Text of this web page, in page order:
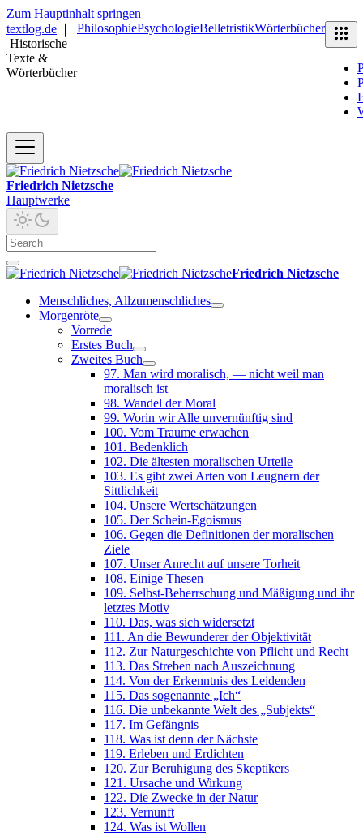
Zum Hauptinhalt springen
textlog.de
Historische
Texte &
Wörterbücher
PhilosophiePsychologieBelletristikWörterbücher
Friedrich Nietzsche
Hauptwerke
Friedrich Nietzsche
Menschliches, Allzumenschliches
Morgenröte
Vorrede
Erstes Buch
Zweites Buch
97. Man wird moralisch, — nicht weil man
moralisch ist
98. Wandel der Moral
99. Worin wir Alle unvernünftig sind
100. Vom Traume erwachen
101. Bedenklich
102. Die ältesten moralischen Urteile
103. Es gibt zwei Arten von Leugnern der
Sittlichkeit
104. Unsere Wertschätzungen
105. Der Schein-Egoismus
106. Gegen die Definitionen der moralischen
Ziele
107. Unser Anrecht auf unsere Torheit
108. Einige Thesen
109. Selbst-Beherrschung und Mäßigung und ihr
letztes Motiv
110. Das, was sich widersetzt
111. An die Bewunderer der Objektivität
112. Zur Naturgeschichte von Pflicht und Recht
113. Das Streben nach Auszeichnung
114. Von der Erkenntnis des Leidenden
115. Das sogenannte „Ich“
116. Die unbekannte Welt des „Subjekts“
117. Im Gefängnis
118. Was ist denn der Nächste
119. Erleben und Erdichten
120. Zur Beruhigung des Skeptikers
121. Ursache und Wirkung
122. Die Zwecke in der Natur
123. Vernunft
124. Was ist Wollen